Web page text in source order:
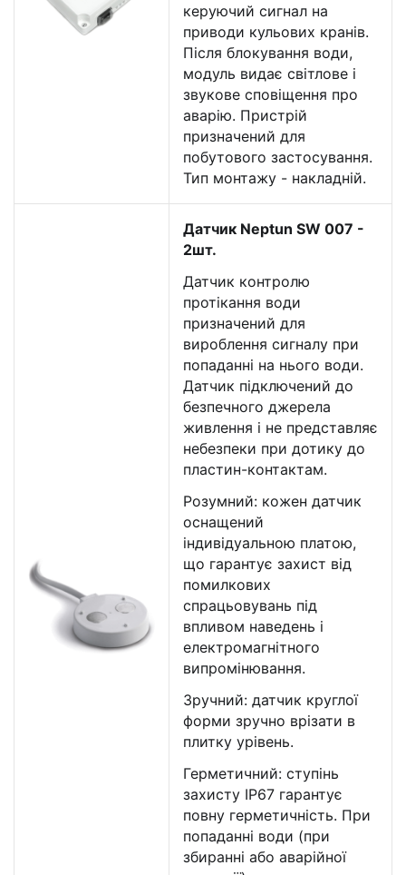
керуючий сигнал на
приводи кульових кранів.
Після блокування води,
модуль видає світлове і
звукове сповіщення про
аварію. Пристрій
призначений для
побутового застосування.
Тип монтажу - накладній.
Датчик Neptun SW 007 -
2шт.
Датчик контролю
протікання води
призначений для
вироблення сигналу при
попаданні на нього води.
Датчик підключений до
безпечного джерела
живлення і не представляє
небезпеки при дотику до
пластин-контактам.
Розумний: кожен датчик
оснащений
індивідуальною платою,
що гарантує захист від
помилкових
спрацьовувань під
впливом наведень і
електромагнітного
випромінювання.
Зручний: датчик круглої
форми зручно врізати в
плитку урівень.
Герметичний: ступінь
захисту IP67 гарантує
повну герметичність. При
попаданні води (при
збиранні або аварійної